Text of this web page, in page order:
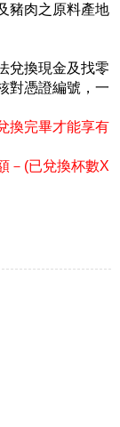
豬肉之原料產地
兌換現金及找零
對憑證編號，一
換完畢才能享有
－(已兌換杯數X